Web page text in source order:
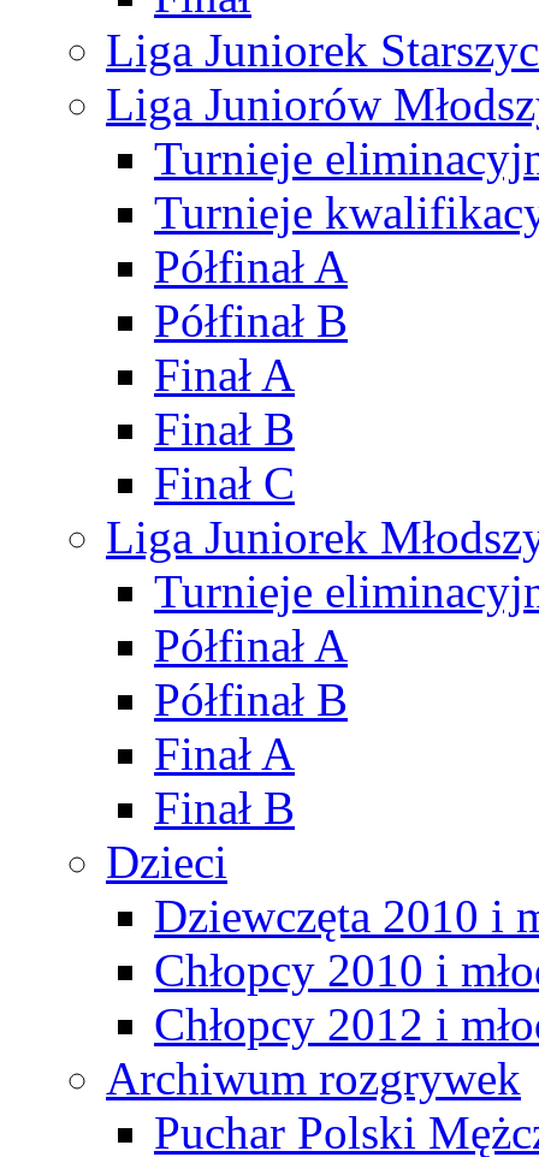
Liga Juniorek
Liga Juniorów
Turnieje
Turnieje
Półfinał A
Półfinał B
Finał A
Finał B
Finał C
Liga Juniorek
Turnieje
Półfinał A
Półfinał B
Finał A
Finał B
Dzieci
Dziewczęta 2010 i
Chłopcy 2010 i
Chłopcy 2012 i
Archiwum rozgrywek
Puchar Polski